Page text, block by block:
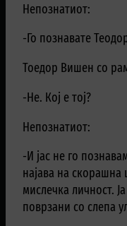
Непознатиот:
-Го познавате
Тоедор Вишен со
-Не. Кој е тој?
Непознатиот:
-И јас не го
најава на скорашна
мислечка личност.
поврзани со слепа